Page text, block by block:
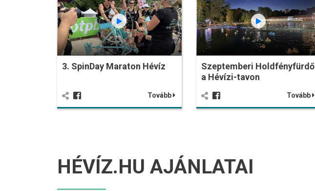
3. SpinDay Maraton Hévíz
Tovább
Szeptemberi Holdfényfürdő
a Hévízi-tavon
Tovább
HÉVÍZ.HU AJÁNLATAI